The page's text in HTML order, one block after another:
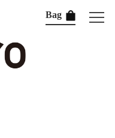
Bag